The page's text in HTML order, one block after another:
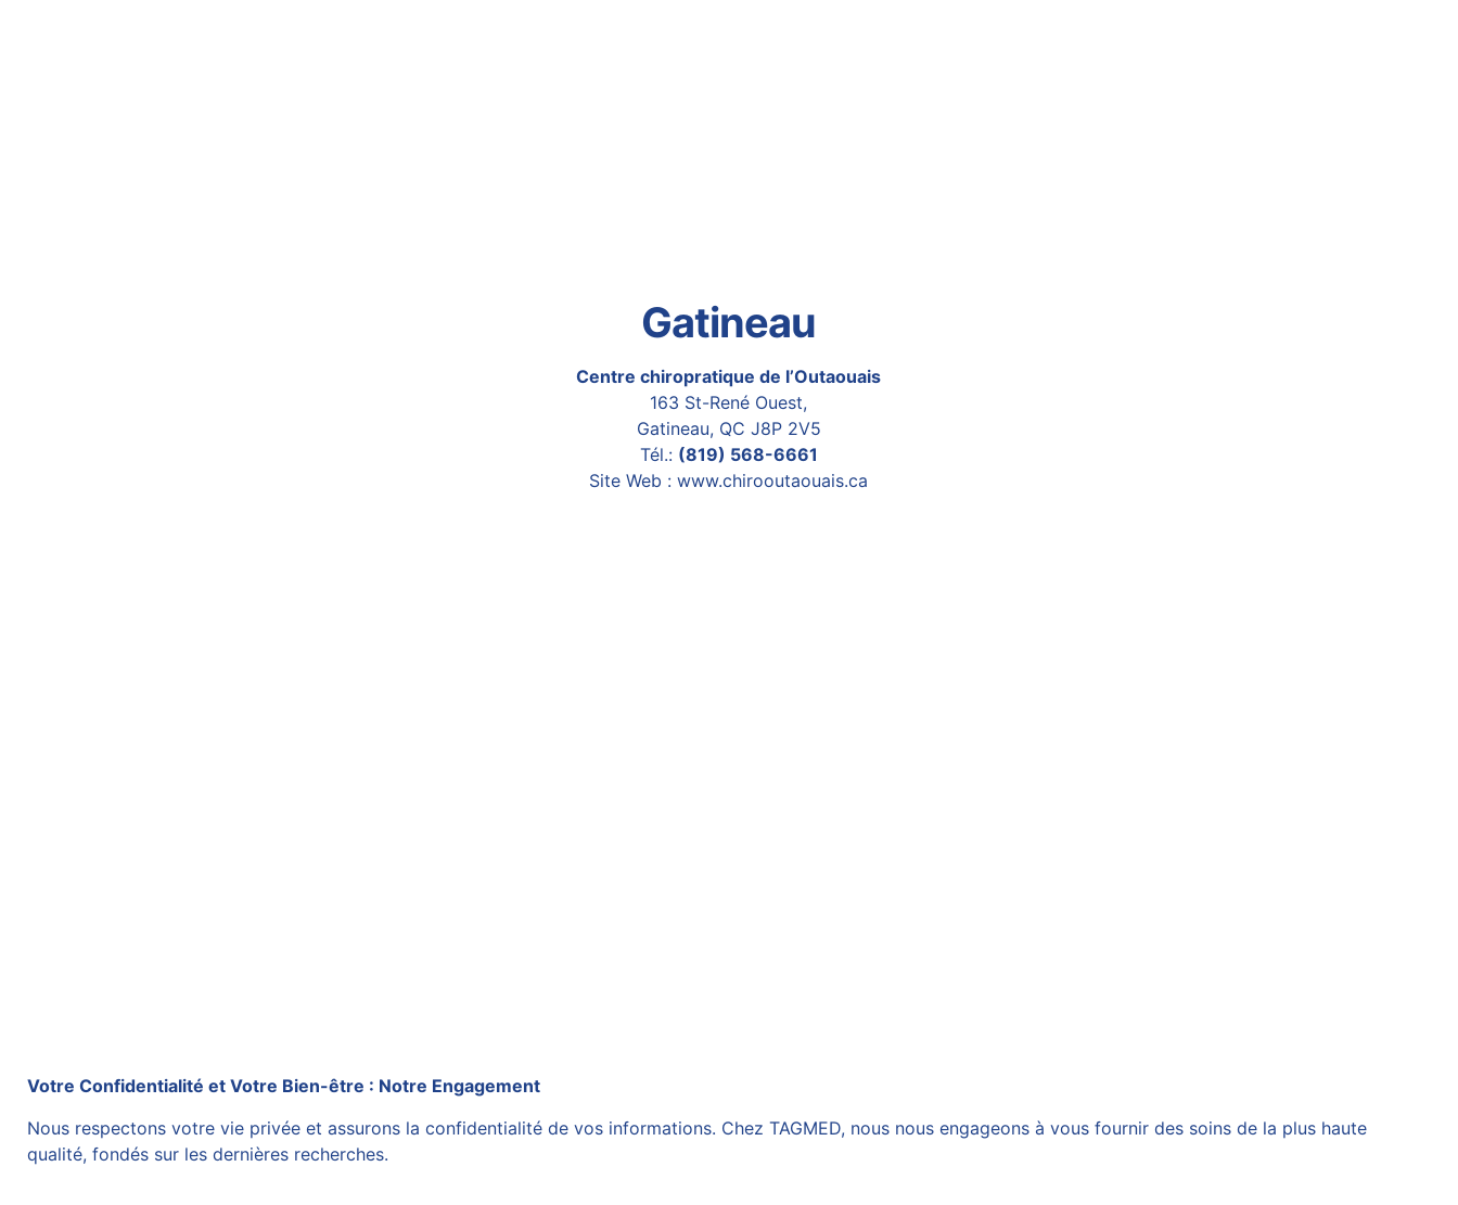
Gatineau
Centre chiropratique de l’Outaouais
163 St-René Ouest,
Gatineau, QC J8P 2V5
Tél.: (819) 568-6661
Site Web :www.chirooutaouais.ca
Votre Confidentialité et Votre Bien-être : Notre Engagement
Nous respectons votre vie privée et assurons la confidentialité de vos informations. Chez TAGMED, nous nous engageons à vous fournir des soins de la plus haute
qualité, fondés sur les dernières recherches.